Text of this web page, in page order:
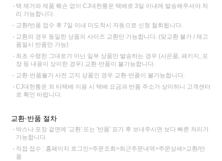
택 제거와 제품 훼손 없이 CJ대한통운 택배로 3일 이내에 발송해주셔야 처
리 가능합니다.
교환/반품 접수 후 7일 이내 미도착시 자동으로 신청 철회됩니다.
교환의 경우 동일한 상품의 사이즈 교환만 가능합니다. (맞교환 불가 / 재고
품절시 반품만 가능)
최초 수령한 그대로가 아닌 일부 상품만 발송하는 경우 (사은품, 패키지, 포
장 등 내용이 상이한 경우) 교환·반품이 불가능합니다.
교환·반품불가 사전 고지 상품인 경우 교환·반품이 불가능합니다.
CJ대한통운 외 타택배 이용 시 택배 요금과 반품 주소가 상이하니 고객센터
로 확인 바랍니다.
교환·반품 절차
박스나 포장 겉면에 '교환' 또는 '반품' 표기 후 보내주시면 보다 빠른 처리가
가능합니다.
직접 접수 : 홈페이지 로그인>주문조회>최근주문내역>주문상세>교환/반
품